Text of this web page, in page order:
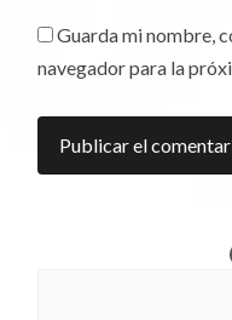
Guarda mi nombre,
navegador para la